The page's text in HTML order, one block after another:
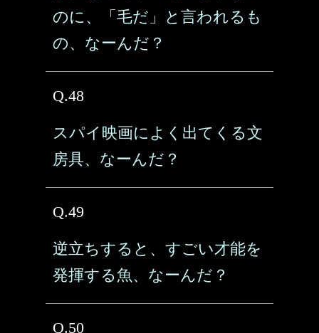
のに、「毛だ」と言われるも
の、なーんだ？
Q.48
スパイ映画によく出てくる文
房具、なーんだ？
Q.49
逆立ちすると、すごい才能を
発揮する魚、なーんだ？
Q.50